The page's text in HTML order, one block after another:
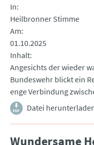
In
Heilbronner Stimme
Am
01.10.2025
Inhalt
Angesichts der wieder
Bundeswehr blickt ein
enge Verbindung
Datei
Wundersame